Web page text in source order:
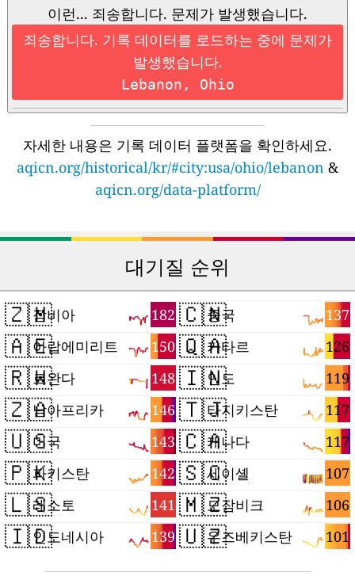
이런... 죄송합니다. 문제가 발생했습니다.
죄송합니다. 기록 데이터를 로드하는 중에 문제가
발생했습니다.
Lebanon, Ohio
자세한 내용은 기록 데이터 플랫폼을 확인하세요.
aqicn.org/historical/kr/#city:usa/ohio/lebanon &
aqicn.org/data-platform/
대기질 순위
🇿🇲 182
잠비아
🇦🇪 150
아랍에미리트
🇷🇼 148
르완다
🇿🇦 146
남아프리카
🇺🇸 143
미국
🇵🇰 142
파키스탄
🇱🇸 141
레소토
🇮🇩 139
인도네시아
🇨🇳 137
중국
🇶🇦 126
카타르
🇮🇳 119
인도
🇹🇯 117
타지키스탄
🇨🇦 117
캐나다
🇸🇨 107
세이셸
🇲🇿 106
모잠비크
🇺🇿 101
우즈베키스탄